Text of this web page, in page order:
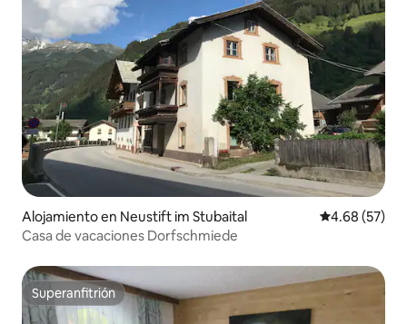
Alojamiento en Neustift im Stubaital Calificación
4.68 (57)
Casa de vacaciones Dorfschmiede
Superanfitrión
Superanfitrión